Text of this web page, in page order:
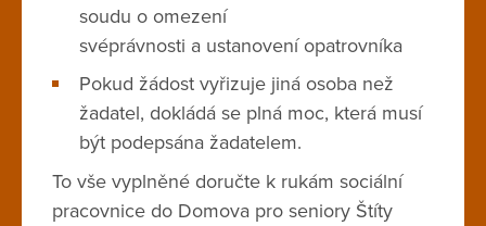
soudu o omezení
svéprávnosti a ustanovení opatrovníka
Pokud žádost vyřizuje jiná osoba než
žadatel, dokládá se plná moc, která musí
být podepsána žadatelem.
To vše vyplněné doručte k rukám sociální
pracovnice do Domova pro seniory Štíty